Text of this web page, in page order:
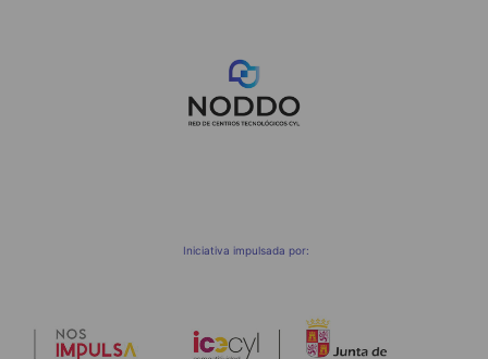
Iniciativa impulsada por: